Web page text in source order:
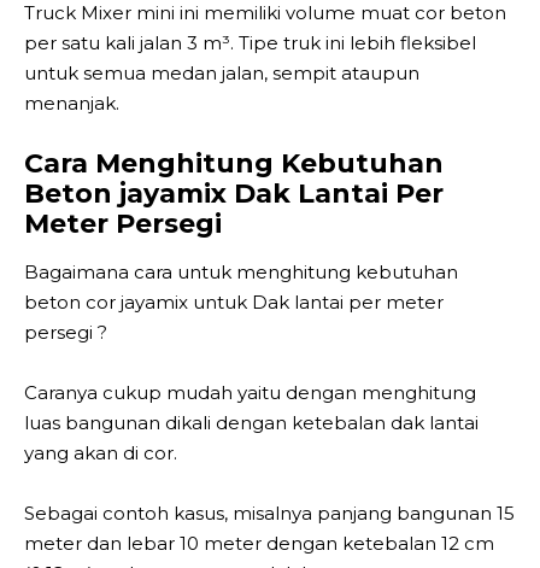
Truck Mixer mini ini memiliki volume muat cor beton
per satu kali jalan 3 m³. Tipe truk ini lebih fleksibel
untuk semua medan jalan, sempit ataupun
menanjak.
Cara Menghitung Kebutuhan
Beton jayamix Dak Lantai Per
Meter Persegi
Bagaimana cara untuk menghitung kebutuhan
beton cor jayamix untuk Dak lantai per meter
persegi ?
Caranya cukup mudah yaitu dengan menghitung
luas bangunan dikali dengan ketebalan dak lantai
yang akan di cor.
Sebagai contoh kasus, misalnya panjang bangunan 15
meter dan lebar 10 meter dengan ketebalan 12 cm